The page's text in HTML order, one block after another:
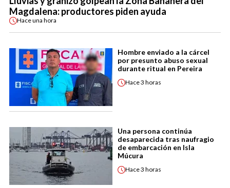
Magdalena: productores piden ayuda
Haceuna hora
Hombre enviado a la cárcel
por presunto abuso sexual
durante ritual en Pereira
Hace3 horas
Una persona continúa
desaparecida tras naufragio
de embarcación en Isla
Múcura
Hace3 horas